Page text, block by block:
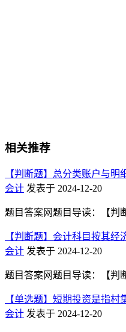
相关推荐
【判断题】总分类账户与
会计 发表于 2024-12-20
题目答案网题目导读：【判
【判断题】会计科目按其
会计 发表于 2024-12-20
题目答案网题目导读：【判
【单选题】短期投资是指
会计 发表于 2024-12-20